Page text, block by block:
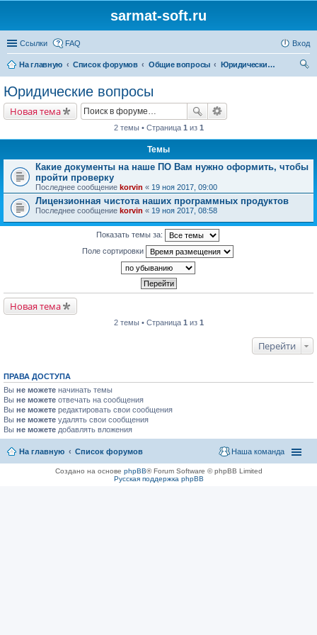
sarmat-soft.ru
Ссылки FAQ Вход
На главную Список форумов Общие вопросы
Юридические вопросы
Юридические вопросы
Новая тема
2 темы • Страница 1 из 1
Темы
Какие документы на наше ПО Вам нужно оформить, чтобы
пройти проверку
Последнее сообщение korvin « 19 ноя 2017, 09:00
Лицензионная чистота наших программных продуктов
Последнее сообщение korvin « 19 ноя 2017, 08:58
Показать темы за:
Поле сортировки
Новая тема
2 темы • Страница 1 из 1
Перейти
ПРАВА ДОСТУПА
Вы не можете начинать темы
Вы не можете отвечать на сообщения
Вы не можете редактировать свои сообщения
Вы не можете удалять свои сообщения
Вы не можете добавлять вложения
На главную Список форумов Наша команда
Создано на основе phpBB® Forum Software © phpBB Limited
Русская поддержка phpBB